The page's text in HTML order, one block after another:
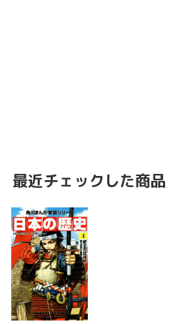
最近チェックした商品